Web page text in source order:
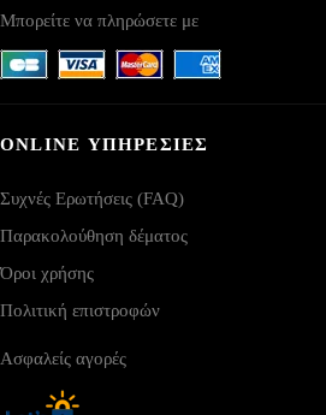
Μπορείτε να πληρώσετε με
ONLINE ΥΠΗΡΕΣΙΕΣ
Συχνές Ερωτήσεις (FAQ)
Παρακολούθηση δέματος
Όροι χρήσης
Πολιτική επιστροφών
Ασφαλείς αγορές